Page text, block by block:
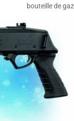
bouteille de gaz